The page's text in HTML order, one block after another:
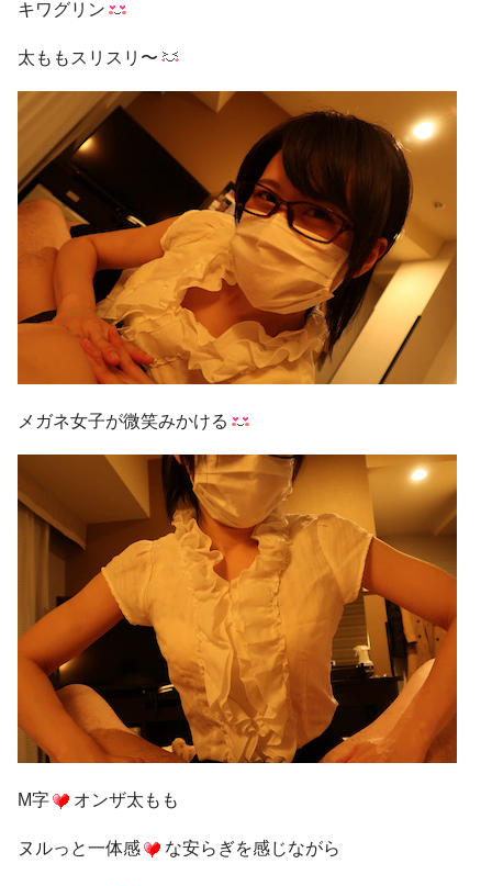
キワグリン
太ももスリスリ〜
メガネ女子が微笑みかける
M字 オンザ太もも
ヌルっと一体感 な安らぎを感じながら